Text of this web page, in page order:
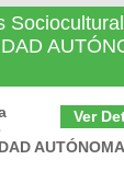
Ver